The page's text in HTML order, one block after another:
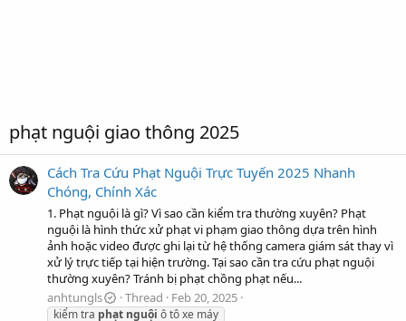
phạt nguội giao thông 2025
Cách Tra Cứu Phạt Nguội Trực Tuyến 2025 Nhanh
Chóng, Chính Xác
1. Phạt nguội là gì? Vì sao cần kiểm tra thường xuyên? Phạt
nguội là hình thức xử phạt vi phạm giao thông dựa trên hình
ảnh hoặc video được ghi lại từ hệ thống camera giám sát thay vì
xử lý trực tiếp tại hiện trường. Tại sao cần tra cứu phạt nguội
thường xuyên? Tránh bị phạt chồng phạt nếu...
anhtungls
Thread Feb 20, 2025
kiểm tra phạt nguội ô tô xe máy